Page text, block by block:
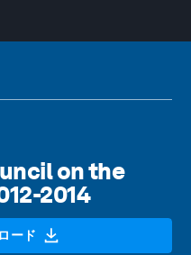
on the
2014
ード